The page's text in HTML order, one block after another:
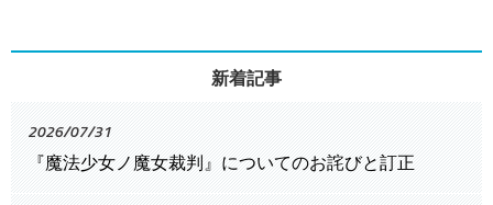
新着記事
2026/07/31
『魔法少女ノ魔女裁判』についてのお詫びと訂正